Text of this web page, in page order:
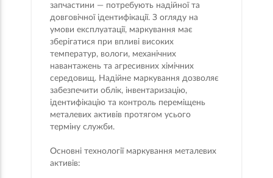
запчастини — потребують надійної та
довговічної ідентифікації. З огляду на
умови експлуатації, маркування має
зберігатися при впливі високих
температур, вологи, механічних
навантажень та агресивних хімічних
середовищ. Надійне маркування дозволяє
забезпечити облік, інвентаризацію,
ідентифікацію та контроль переміщень
металевих активів протягом усього
терміну служби.
Основні технології маркування металевих
активів: